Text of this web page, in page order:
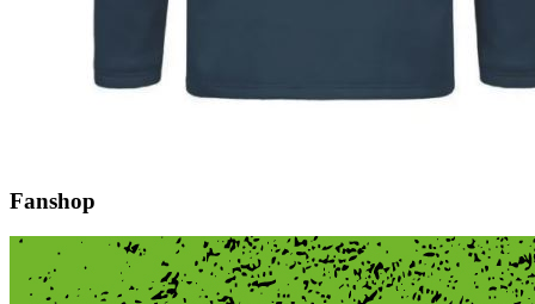
Fanshop